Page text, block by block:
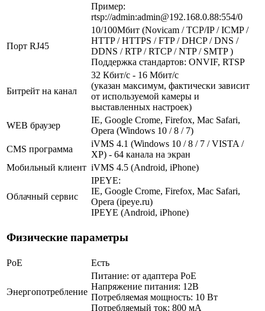
Пример:
rtsp://admin:admin@192.168.0.88:554/0
Порт RJ45
10/100Мбит (Novicam / TCP/IP / ICMP /
HTTP / HTTPS / FTP / DHCP / DNS /
DDNS / RTP / RTCP / NTP / SMTP )
Поддержка стандартов: ONVIF, RTSP
Битрейт на канал
32 Кбит/с - 16 Мбит/с
(указан максимум, фактически зависит
от используемой камеры и
выставленных настроек)
WEB браузер
IE, Google Crome, Firefox, Mac Safari,
Opera (Windows 10 / 8 / 7)
CMS программа
iVMS 4.1 (Windows 10 / 8 / 7 / VISTA /
XP) - 64 канала на экран
Мобильный клиент iVMS 4.5 (Android, iPhone)
Облачный сервис
IPEYE:
IE, Google Crome, Firefox, Mac Safari,
Opera (ipeye.ru)
IPEYE (Android, iPhone)
Физические параметры
PoE Есть
Энергопотребление
Питание: от адаптера PoE
Напряжение питания: 12В
Потребляемая мощность: 10 Вт
Потребляемый ток: 800 мА